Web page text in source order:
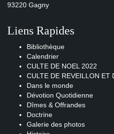
93220 Gagny
Liens Rapides
Bibliothèque
Calendrier
CULTE DE NOEL 2022
CULTE DE REVEILLON ET
Dans le monde
Dévotion Quotidienne
Dîmes & Offrandes
Doctrine
Galerie des photos